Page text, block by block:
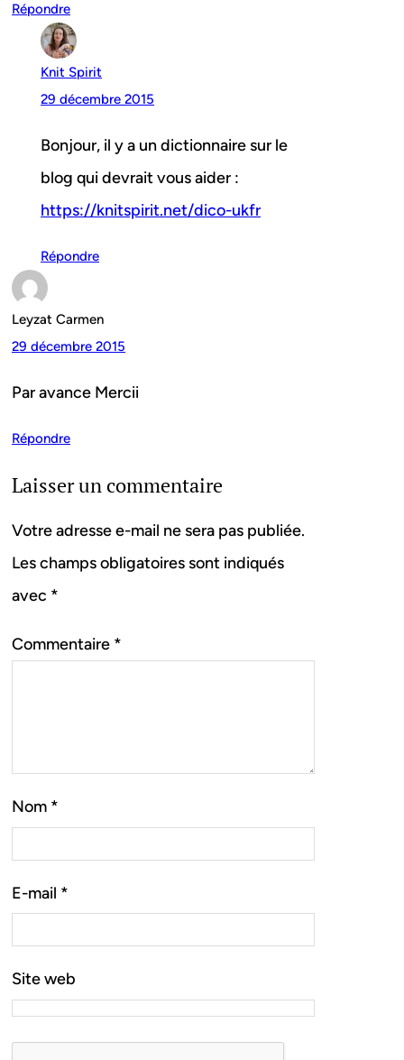
Répondre
Knit Spirit
29 décembre 2015
Bonjour, il y a un dictionnaire sur le
blog qui devrait vous aider :
https://knitspirit.net/dico-ukfr
Répondre
Leyzat Carmen
29 décembre 2015
Par avance Mercii
Répondre
Laisser un commentaire
Votre adresse e-mail ne sera pas publiée.
Les champs obligatoires sont indiqués
avec *
Commentaire *
Nom *
E-mail *
Site web